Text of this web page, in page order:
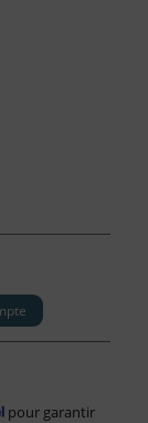
pour garantir